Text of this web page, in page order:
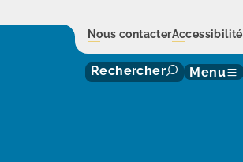
Nous contacterAccessibilité
Rechercher Menu